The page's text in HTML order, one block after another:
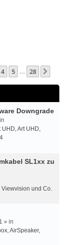
4 5 … 28
Downgrade
Art UHD,
SL1xx zu
Viewvision und Co.
» in
AirSpeaker,